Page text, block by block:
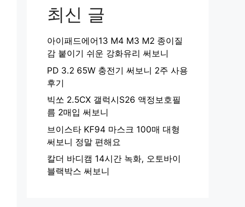
최신 글
아이패드에어13 M4 M3 M2 종이질
감 붙이기 쉬운 강화유리 써보니
PD 3.2 65W 충전기 써보니 2주 사용
후기
빅쏘 2.5CX 갤럭시S26 액정보호필
름 2매입 써보니
브이스타 KF94 마스크 100매 대형
써보니 정말 편해요
칼더 바디캠 14시간 녹화, 오토바이
블랙박스 써보니